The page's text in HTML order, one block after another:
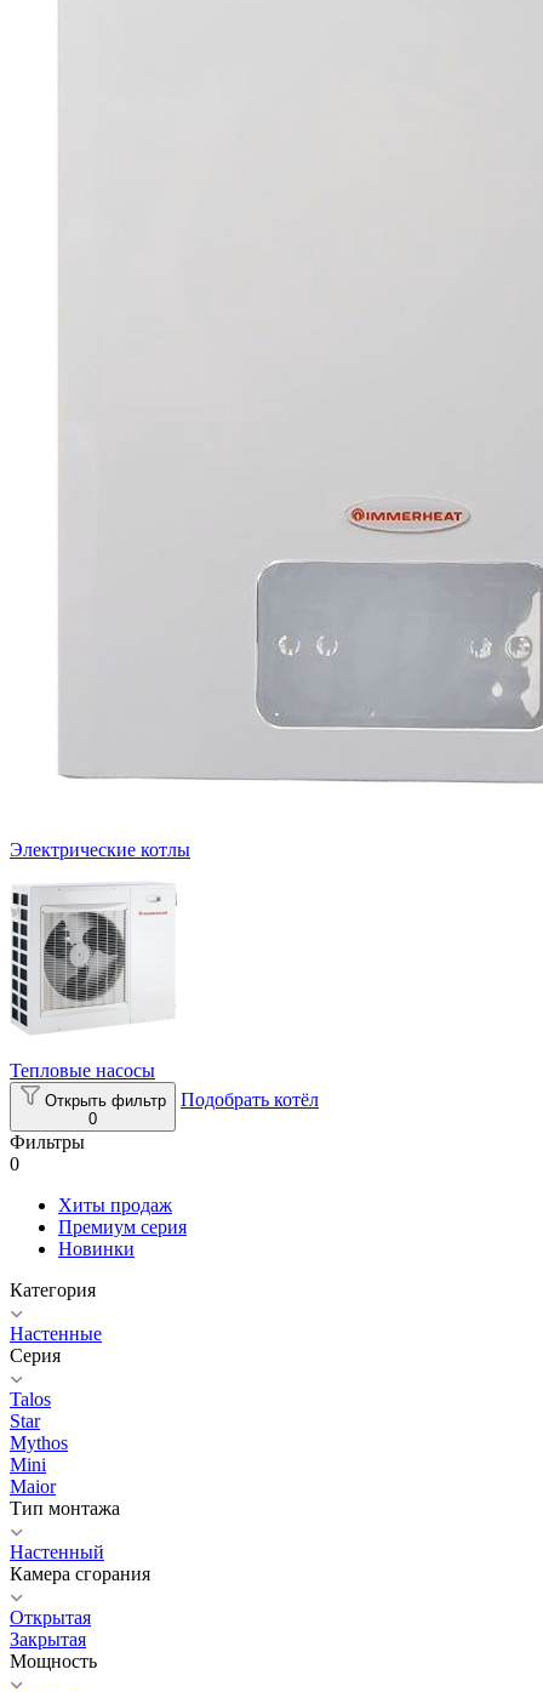
Электрические котлы
Тепловые насосы
Открыть фильтр
0
Подобрать котёл
Фильтры
0
Хиты продаж
Премиум серия
Новинки
Категория
Настенные
Серия
Talos
Star
Mythos
Mini
Maior
Тип монтажа
Настенный
Камера сгорания
Открытая
Закрытая
Мощность